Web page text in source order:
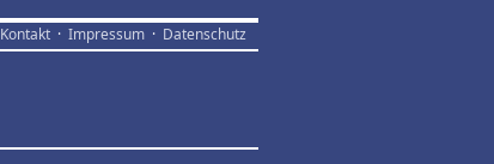
Kontakt · Impressum · Datenschutz